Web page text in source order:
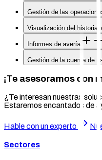
Gestión de las
Visualización del historial
Informes de avería
Gestión de la cuenta de
¡Te asesoramos con
¿Te interesan nuestras
Estaremos encantados de
Hable con un experto
Sectores